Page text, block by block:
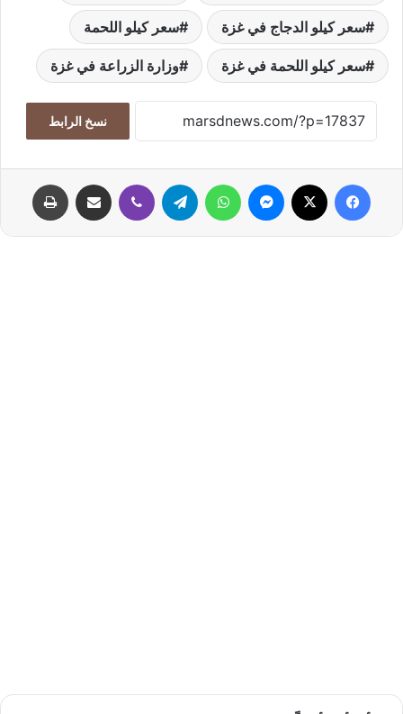
سعر كيلو الدجاج في غزة سعر كيلو اللحمة
سعر كيلو اللحمة في غزة وزارة الزراعة في غزة
نسخ الرابط
فيسبوك ماسنجر واتساب تيلقرام ڤايبر مشاركة عبر البريد